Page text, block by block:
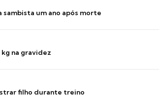
um ano após morte
na gravidez
filho durante treino